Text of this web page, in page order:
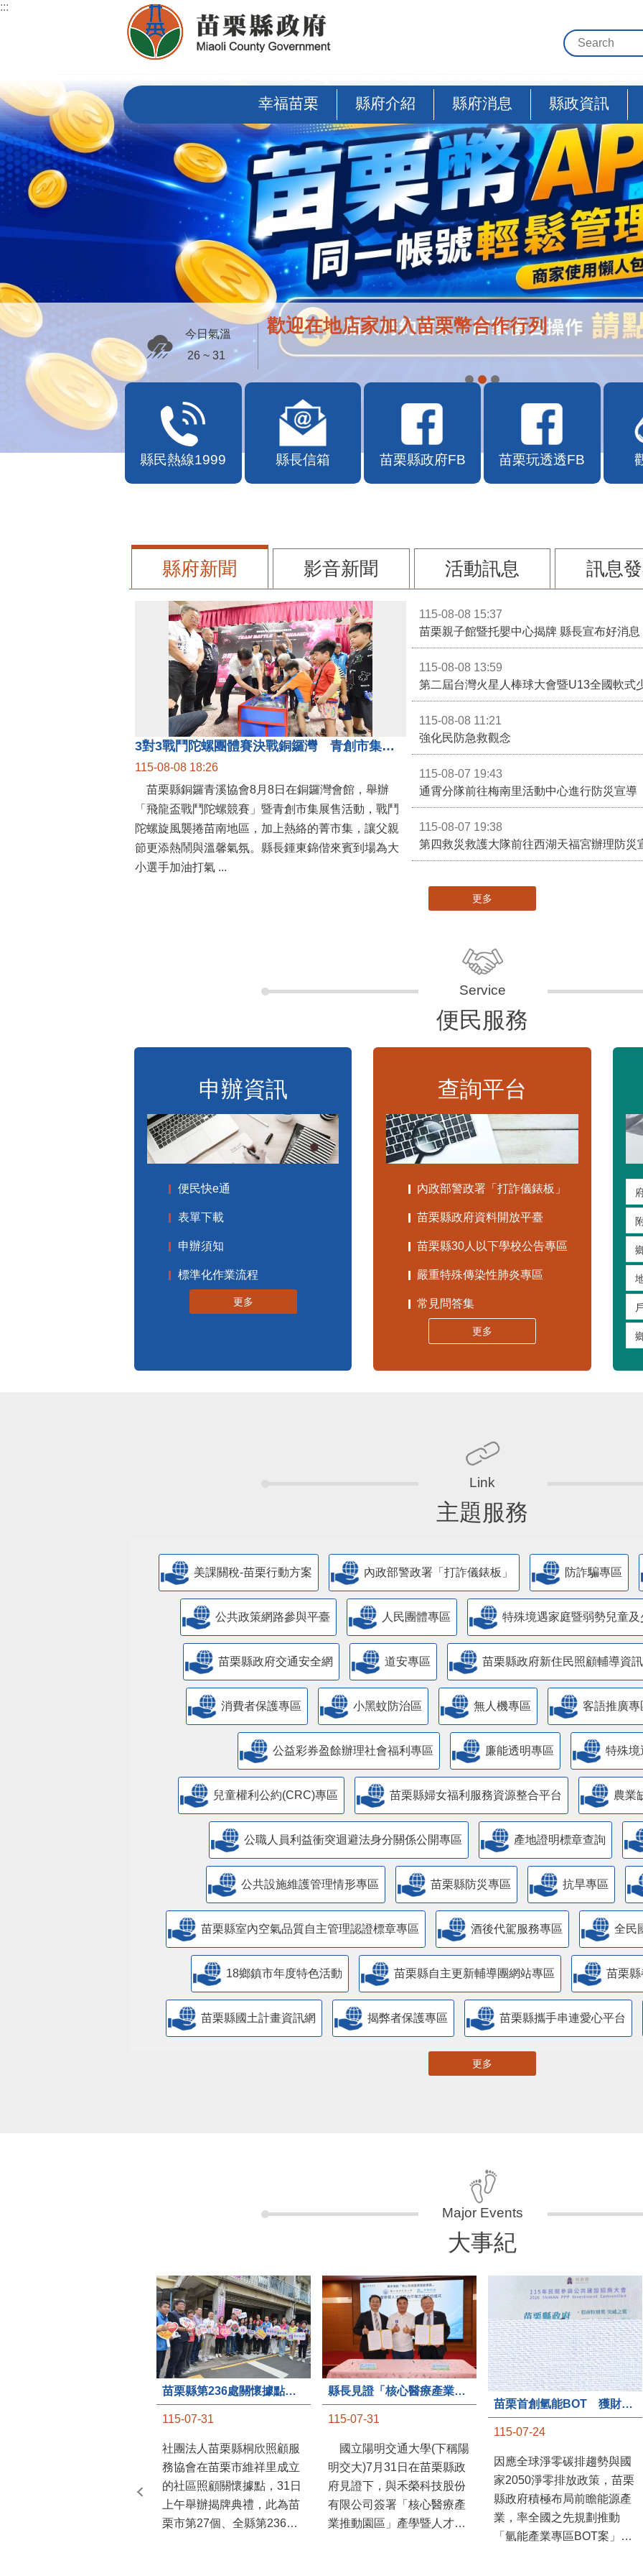
跳到主要內容區塊
:::
幸福苗栗 縣府介紹 縣府消息 縣政資訊
歡迎在地店家加入苗栗幣合作行列
今日氣溫
26 ~ 31
縣民熱線1999 縣長信箱 苗栗縣政府FB 苗栗玩透透FB
縣府新聞 影音新聞 活動訊息 訊息
3對3戰鬥陀螺團體賽決戰銅鑼灣 青創市集展售為父親節增添繽紛
115-08-08 18:26
苗栗縣銅鑼青溪協會8月8日在銅鑼灣會館，舉辦
「飛龍盃戰鬥陀螺競賽」暨青創市集展售活動，戰鬥
陀螺旋風襲捲苗南地區，加上熱絡的菁市集，讓父親
節更添熱鬧與溫馨氣氛。縣長鍾東錦偕來賓到場為大
小選手加油打氣 ...
115-08-08 15:37
苗栗親子館暨托嬰中心揭牌 縣長宣布好消
115-08-08 13:59
第二屆台灣火星人棒球大會暨U13全國軟式
115-08-08 11:21
強化民防急救觀念
115-08-07 19:43
通霄分隊前往梅南里活動中心進行防災宣導
115-08-07 19:38
第四救災救護大隊前往西湖天福宮辦理防災
更多
便民服務
申辦資訊
便民快e通
表單下載
申辦須知
標準化作業流程
更多
查詢平台
內政部警政署「打詐儀錶板」
苗栗縣政府資料開放平臺
苗栗縣30人以下學校公告專區
嚴重特殊傳染性肺炎專區
常見問答集
更多
主題服務
美課關稅-苗栗行動方案 內政部警政署「打詐儀錶板」 防詐騙專區
公共政策網路參與平臺 人民團體專區 特殊境遇家庭暨弱勢兒童
苗栗縣政府交通安全網 道安專區 苗栗縣政府新住民照顧輔導資
消費者保護專區 小黑蚊防治區 無人機專區 客語推廣專
公益彩券盈餘辦理社會福利專區 廉能透明專區 特殊境
兒童權利公約(CRC)專區 苗栗縣婦女福利服務資源整合平台 農業
公職人員利益衝突迴避法身分關係公開專區 產地證明標章查詢
​公共設施維護管理情形專區 苗栗縣防災專區 抗旱專區
苗栗縣室內空氣品質自主管理認證標章專區 酒後代駕服務專區 全民
18鄉鎮市年度特色活動 苗栗縣自主更新輔導團網站專區 苗栗
苗栗縣國土計畫資訊網 揭弊者保護專區 苗栗縣攜手串連愛心平台
更多
大事紀
苗栗縣第236處關懷據點在苗栗市維祥里揭牌
115-07-31
社團法人苗栗縣桐欣照顧服
務協會在苗栗市維祥里成立
的社區照顧關懷據點，31日
上午舉辦揭牌典禮，此為苗
栗市第27個、全縣第236處
縣長見證「核心醫療產業推動園區」產學合作簽約儀式
115-07-31
國立陽明交通大學(下稱陽
明交大)7月31日在苗栗縣政
府見證下，與禾榮科技股份
有限公司簽署「核心醫療產
業推動園區」產學暨人才培
苗栗首創氫能BOT 獲財政部「突破之翼」肯定
115-07-24
因應全球淨零碳排趨勢與國
家2050淨零排放政策，苗栗
縣政府積極布局前瞻能源產
業，率全國之先規劃推動
「氫能產業專區BOT案」，